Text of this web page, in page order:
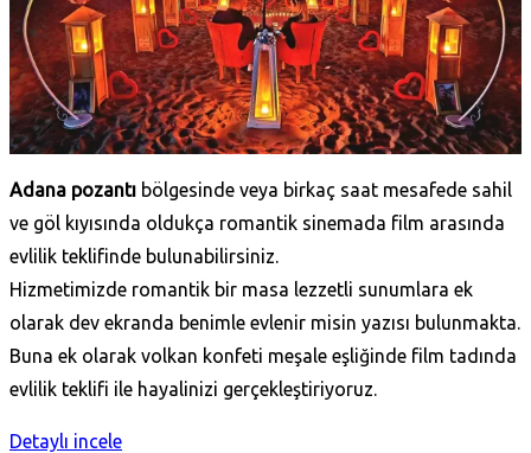
Adana pozantı bölgesinde veya birkaç saat mesafede sahil
ve göl kıyısında oldukça romantik sinemada film arasında
evlilik teklifinde bulunabilirsiniz.
Hizmetimizde romantik bir masa lezzetli sunumlara ek
olarak dev ekranda benimle evlenir misin yazısı bulunmakta.
Buna ek olarak volkan konfeti meşale eşliğinde film tadında
evlilik teklifi ile hayalinizi gerçekleştiriyoruz.
Detaylı incele